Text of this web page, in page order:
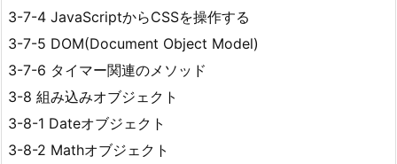
3-7-4 JavaScriptからCSSを操作する
3-7-5 DOM(Document Object Model)
3-7-6 タイマー関連のメソッド
3-8 組み込みオブジェクト
3-8-1 Dateオブジェクト
3-8-2 Mathオブジェクト